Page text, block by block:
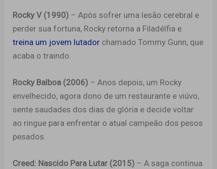
Rocky V (1990) – Após sofrer uma lesão cerebral e
perder sua fortuna, Rocky retorna a Filadélfia e
treina um jovem lutador chamado Tommy Gunn, que
acaba o traindo.
Rocky Balboa (2006) – Anos depois, um Rocky
envelhecido, agora dono de um restaurante e viúvo,
sente saudades dos dias de glória e decide voltar
ao ringue para enfrentar o atual campeão dos pesos
pesados.
Creed: Nascido Para Lutar (2015) – A saga continua